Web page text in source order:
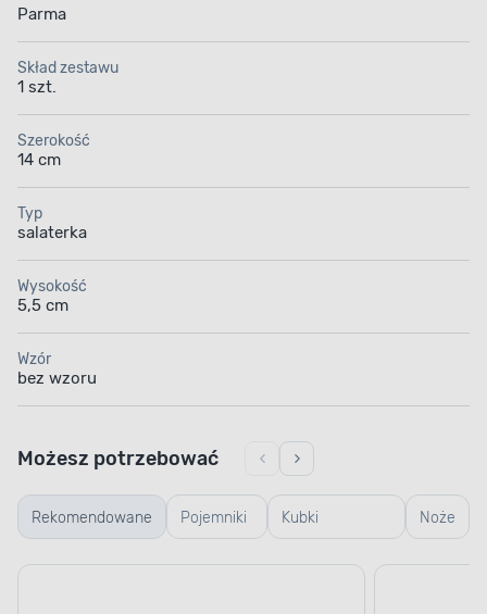
Parma
Skład zestawu
1 szt.
Szerokość
14 cm
Typ
salaterka
Wysokość
5,5 cm
Wzór
bez wzoru
Rekomendowane Pojemniki
szklane
Kubki
termiczne i
Noże
Możesz potrzebować